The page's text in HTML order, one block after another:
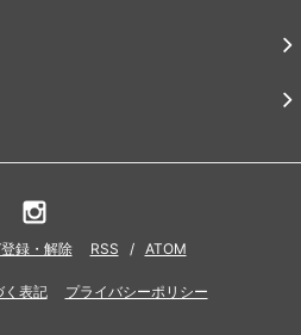
録・解除 RSS / ATOM
く表記 プライバシーポリシー